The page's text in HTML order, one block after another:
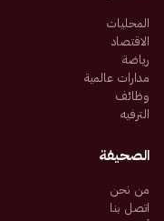
المحليات
الاقتصاد
رياضة
مدارات عالمية
وظائف
الترفيه
الصحيفة
من نحن
اتصل بنا